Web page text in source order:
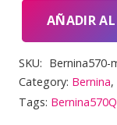
Bernina
cantidad
AÑADIR
SKU: Bernina570-
Category: Bernina,
Tags: